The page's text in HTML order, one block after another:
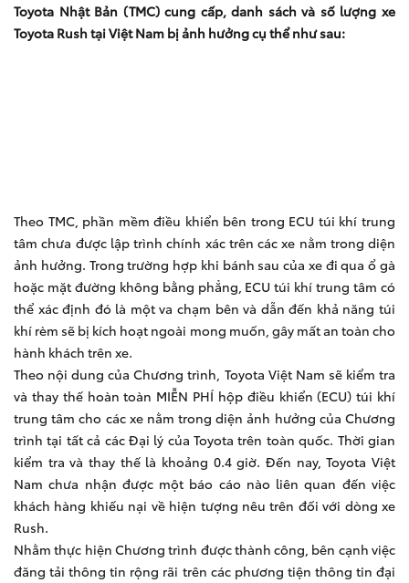
Toyota Nhật Bản (TMC) cung cấp, danh sách và số lượng xe
Toyota Rushtại Việt Nam bị ảnh hưởng cụ thể như sau:
Theo TMC, phần mềm điều khiển bên trong ECU túi khí trung
tâm chưa được lập trình chính xác trên các xe nằm trong diện
ảnh hưởng. Trong trường hợp khi bánh sau của xe đi qua ổ gà
hoặc mặt đường không bằng phẳng, ECU túi khí trung tâm có
thể xác định đó là một va chạm bên và dẫn đến khả năng túi
khí rèm sẽ bị kích hoạt ngoài mong muốn, gây mất an toàn cho
hành khách trên xe.
Theo nội dung của Chương trình, Toyota Việt Nam sẽ kiểm tra
và thay thế hoàn toàn MIỄN PHÍ hộp điều khiển (ECU) túi khí
trung tâm cho các xe nằm trong diện ảnh hưởng của Chương
trình tại tất cả các Đại lý của Toyota trên toàn quốc. Thời gian
kiểm tra và thay thế là khoảng 0.4 giờ. Đến nay, Toyota Việt
Nam chưa nhận được một báo cáo nào liên quan đến việc
khách hàng khiếu nại về hiện tượng nêu trên đối với dòng xe
Rush.
Nhằm thực hiện Chương trình được thành công, bên cạnh việc
đăng tải thông tin rộng rãi trên các phương tiện thông tin đại